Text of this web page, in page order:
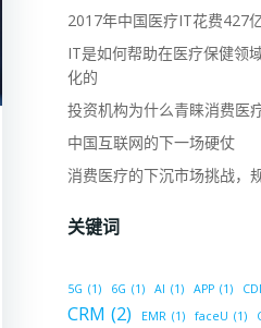
2017年中国医疗IT花费427
IT是如何帮助在医疗保健领
化的
投资机构为什么青睐消费医
中国互联网的下一场硬仗
消费医疗的下沉市场挑战，
关键词
5G (1) 6G (1) AI (1) APP (1)
CRM (2) EMR (1) faceU (1)